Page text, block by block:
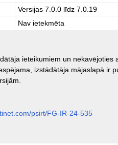
Versijas 7.0.0 līdz 7.0.19
Nav ietekmēta
ieteikumiem un
izstādātāja mājaslapā ir
psirt/FG-IR-24-535